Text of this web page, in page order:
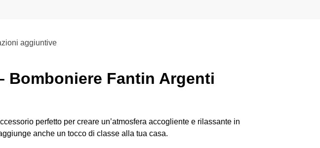
aggiuntive
Bomboniere Fantin Argenti
perfetto per creare un’atmosfera accogliente e rilassante in
anche un tocco di classe alla tua casa.